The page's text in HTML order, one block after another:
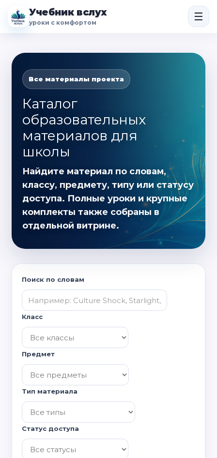
Учебник вслух
уроки с комфортом ☰
Все материалы проекта
Каталог
образовательных
материалов для
школы
Найдите материал по словам,
классу, предмету, типу или статусу
доступа. Полные уроки и крупные
комплекты также собраны в
отдельной витрине.
Поиск по словам
Класс
Предмет
Тип материала
Статус доступа